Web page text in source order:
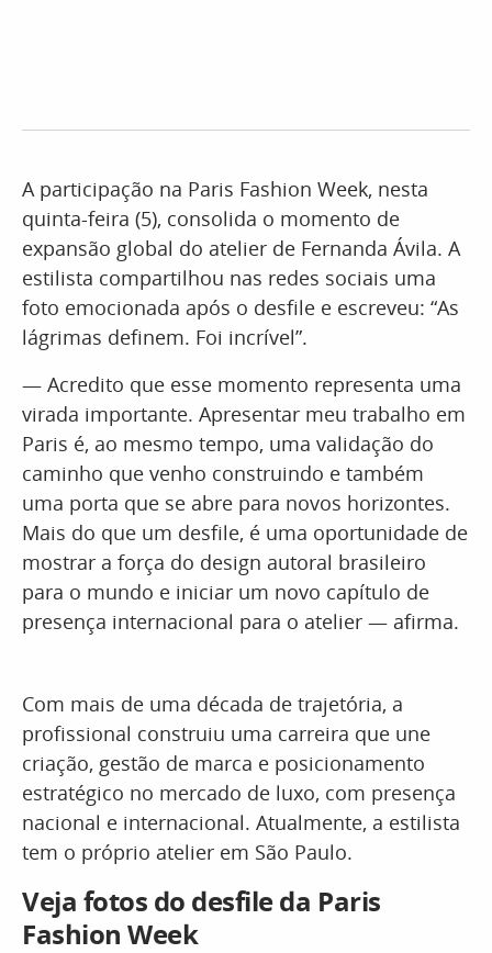
A participação na Paris Fashion Week, nesta
quinta-feira (5), consolida o momento de
expansão global do atelier de Fernanda Ávila. A
estilista compartilhou nas redes sociais uma
foto emocionada após o desfile e escreveu: “As
lágrimas definem. Foi incrível”.
— Acredito que esse momento representa uma
virada importante. Apresentar meu trabalho em
Paris é, ao mesmo tempo, uma validação do
caminho que venho construindo e também
uma porta que se abre para novos horizontes.
Mais do que um desfile, é uma oportunidade de
mostrar a força do design autoral brasileiro
para o mundo e iniciar um novo capítulo de
presença internacional para o atelier — afirma.
Com mais de uma década de trajetória, a
profissional construiu uma carreira que une
criação, gestão de marca e posicionamento
estratégico no mercado de luxo, com presença
nacional e internacional. Atualmente, a estilista
tem o próprio atelier em São Paulo.
Veja fotos do desfile da Paris
Fashion Week